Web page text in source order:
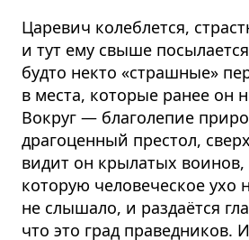
Царевич колеблется,
и тут ему свыше
будто некто «страшные»
в места, которые ранее он
Вокруг — благолепие
драгоценный престол,
видит он крылатых
которую человеческое ухо
не слышало, и раздаётся
что это град праведников.